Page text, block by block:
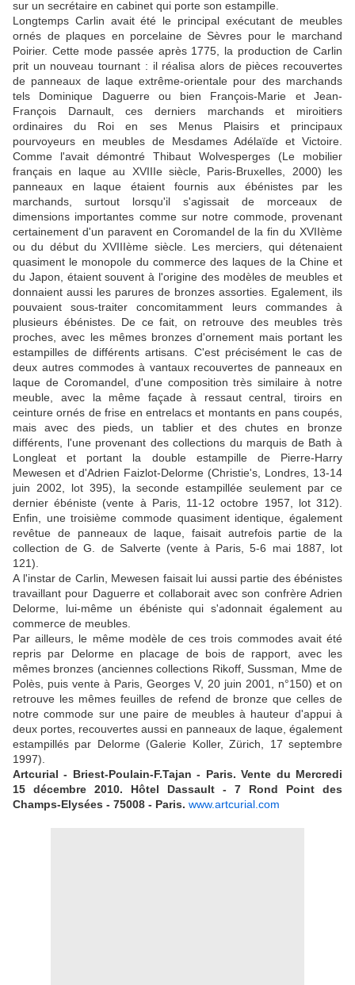
sur un secrétaire en cabinet qui porte son estampille.
Longtemps Carlin avait été le principal exécutant de meubles
ornés de plaques en porcelaine de Sèvres pour le marchand
Poirier. Cette mode passée après 1775, la production de Carlin
prit un nouveau tournant : il réalisa alors de pièces recouvertes
de panneaux de laque extrême-orientale pour des marchands
tels Dominique Daguerre ou bien François-Marie et Jean-
François Darnault, ces derniers marchands et miroitiers
ordinaires du Roi en ses Menus Plaisirs et principaux
pourvoyeurs en meubles de Mesdames Adélaïde et Victoire.
Comme l'avait démontré Thibaut Wolvesperges (Le mobilier
français en laque au XVIIIe siècle, Paris-Bruxelles, 2000) les
panneaux en laque étaient fournis aux ébénistes par les
marchands, surtout lorsqu'il s'agissait de morceaux de
dimensions importantes comme sur notre commode, provenant
certainement d'un paravent en Coromandel de la fin du XVIIème
ou du début du XVIIIème siècle. Les merciers, qui détenaient
quasiment le monopole du commerce des laques de la Chine et
du Japon, étaient souvent à l'origine des modèles de meubles et
donnaient aussi les parures de bronzes assorties. Egalement, ils
pouvaient sous-traiter concomitamment leurs commandes à
plusieurs ébénistes. De ce fait, on retrouve des meubles très
proches, avec les mêmes bronzes d'ornement mais portant les
estampilles de différents artisans. C'est précisément le cas de
deux autres commodes à vantaux recouvertes de panneaux en
laque de Coromandel, d'une composition très similaire à notre
meuble, avec la même façade à ressaut central, tiroirs en
ceinture ornés de frise en entrelacs et montants en pans coupés,
mais avec des pieds, un tablier et des chutes en bronze
différents, l'une provenant des collections du marquis de Bath à
Longleat et portant la double estampille de Pierre-Harry
Mewesen et d'Adrien Faizlot-Delorme (Christie's, Londres, 13-14
juin 2002, lot 395), la seconde estampillée seulement par ce
dernier ébéniste (vente à Paris, 11-12 octobre 1957, lot 312).
Enfin, une troisième commode quasiment identique, également
revêtue de panneaux de laque, faisait autrefois partie de la
collection de G. de Salverte (vente à Paris, 5-6 mai 1887, lot
121).
A l'instar de Carlin, Mewesen faisait lui aussi partie des ébénistes
travaillant pour Daguerre et collaborait avec son confrère Adrien
Delorme, lui-même un ébéniste qui s'adonnait également au
commerce de meubles.
Par ailleurs, le même modèle de ces trois commodes avait été
repris par Delorme en placage de bois de rapport, avec les
mêmes bronzes (anciennes collections Rikoff, Sussman, Mme de
Polès, puis vente à Paris, Georges V, 20 juin 2001, n°150) et on
retrouve les mêmes feuilles de refend de bronze que celles de
notre commode sur une paire de meubles à hauteur d'appui à
deux portes, recouvertes aussi en panneaux de laque, également
estampillés par Delorme (Galerie Koller, Zürich, 17 septembre
1997).
Artcurial - Briest-Poulain-F.Tajan - Paris. Vente du Mercredi
15 décembre 2010. Hôtel Dassault - 7 Rond Point des
Champs-Elysées - 75008 - Paris. www.artcurial.com